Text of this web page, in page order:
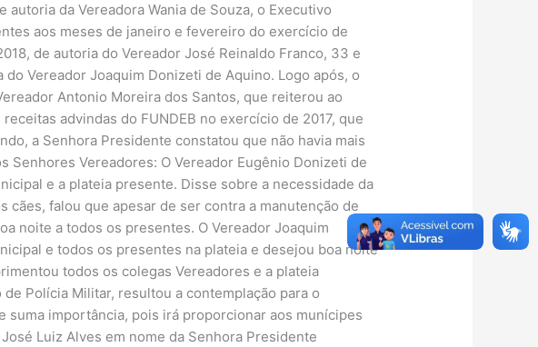
da Vereadora Wania de Souza, o Executivo
aos meses de janeiro e fevereiro do exercício de
de autoria do Vereador José Reinaldo Franco, 33 e
Vereador Joaquim Donizeti de Aquino. Logo após, o
Antonio Moreira dos Santos, que reiterou ao
advindas do FUNDEB no exercício de 2017, que
a Senhora Presidente constatou que não havia mais
Senhores Vereadores: O Vereador Eugênio Donizeti de
e a plateia presente. Disse sobre a necessidade da
falou que apesar de ser contra a manutenção de
noite a todos os presentes. O Vereador Joaquim
e todos os presentes na plateia e desejou boa noite
todos os colegas Vereadores e a plateia
Polícia Militar, resultou a contemplação para o
importância, pois irá proporcionar aos munícipes
Luiz Alves em nome da Senhora Presidente